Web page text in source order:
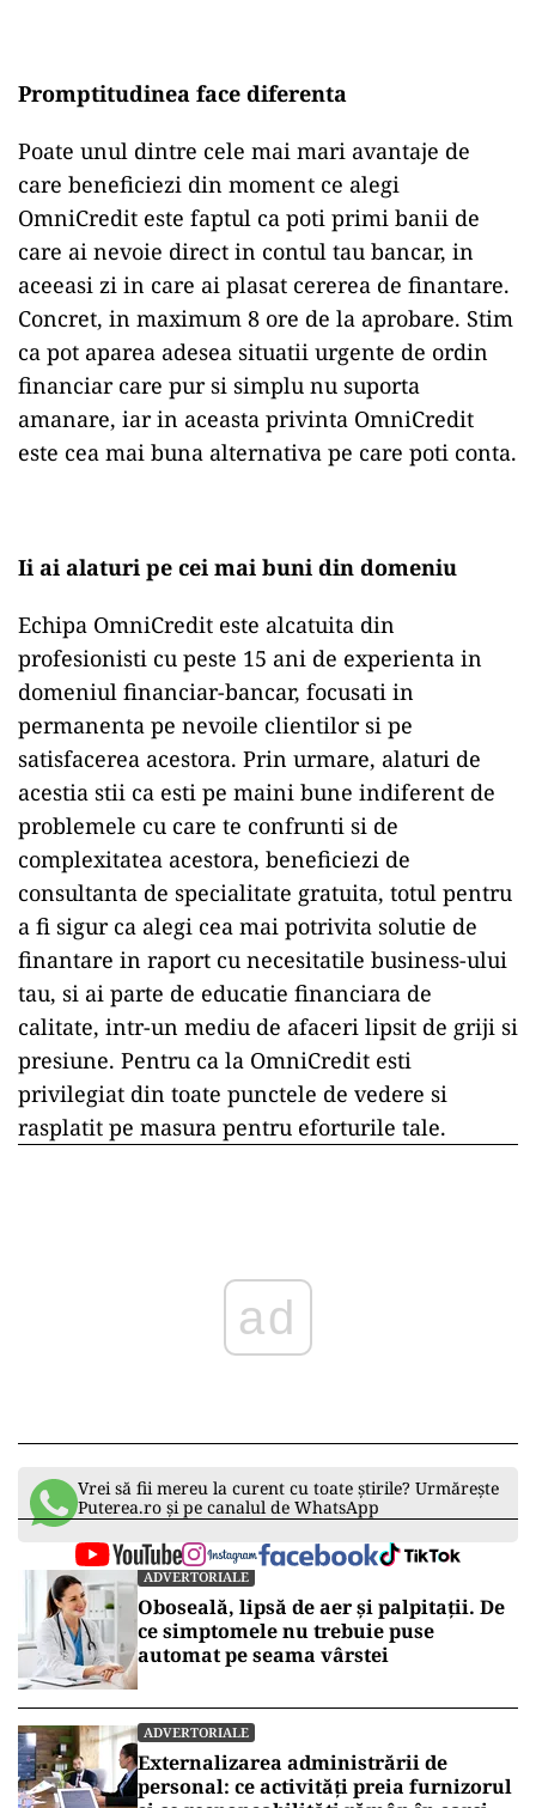
Promptitudinea face diferenta
Poate unul dintre cele mai mari avantaje de
care beneficiezi din moment ce alegi
OmniCredit este faptul ca poti primi banii de
care ai nevoie direct in contul tau bancar, in
aceeasi zi in care ai plasat cererea de finantare.
Concret, in maximum 8 ore de la aprobare. Stim
ca pot aparea adesea situatii urgente de ordin
financiar care pur si simplu nu suporta
amanare, iar in aceasta privinta OmniCredit
este cea mai buna alternativa pe care poti conta.
Ii ai alaturi pe cei mai buni din domeniu
Echipa OmniCredit este alcatuita din
profesionisti cu peste 15 ani de experienta in
domeniul financiar-bancar, focusati in
permanenta pe nevoile clientilor si pe
satisfacerea acestora. Prin urmare, alaturi de
acestia stii ca esti pe maini bune indiferent de
problemele cu care te confrunti si de
complexitatea acestora, beneficiezi de
consultanta de specialitate gratuita, totul pentru
a fi sigur ca alegi cea mai potrivita solutie de
finantare in raport cu necesitatile business-ului
tau, si ai parte de educatie financiara de
calitate, intr-un mediu de afaceri lipsit de griji si
presiune. Pentru ca la OmniCredit esti
privilegiat din toate punctele de vedere si
rasplatit pe masura pentru eforturile tale.
ad
Vrei să fii mereu la curent cu toate știrile? Urmărește
Puterea.ro și pe canalul de WhatsApp
ADVERTORIALE
Oboseală, lipsă de aer și palpitații. De
ce simptomele nu trebuie puse
automat pe seama vârstei
ADVERTORIALE
Externalizarea administrării de
personal: ce activități preia furnizorul